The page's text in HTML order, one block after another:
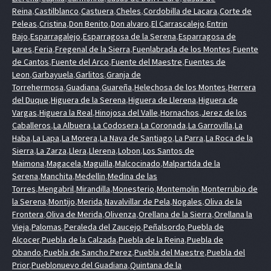
Reina,Castilblanco,Castuera,Cheles,Cordobilla de Lacara,Corte de
Peleas,Cristina,Don Benito,Don alvaro,El Carrascalejo,Entrin
Bajo,Esparragalejo,Esparragosa de la Serena,Esparragosa de
Lares,Feria,Fregenal de la Sierra,Fuenlabrada de los Montes,Fuente
de Cantos,Fuente del Arco,Fuente del Maestre,Fuentes de
Leon,Garbayuela,Garlitos,Granja de
Torrehermosa,Guadiana,Guareña,Helechosa de los Montes,Herrera
del Duque,Higuera de la Serena,Higuera de Llerena,Higuera de
Vargas,Higuera la Real,Hinojosa del Valle,Hornachos,Jerez de los
Caballeros,La Albuera,La Codosera,La Coronada,La Garrovilla,La
Haba,La Lapa,La Morera,La Nava de Santiago,La Parra,La Roca de la
Sierra,La Zarza,Llera,Llerena,Lobon,Los Santos de
Maimona,Magacela,Maguilla,Malcocinado,Malpartida de la
Serena,Manchita,Medellin,Medina de las
Torres,Mengabril,Mirandilla,Monesterio,Montemolin,Monterrubio de
la Serena,Montijo,Merida,Navalvillar de Pela,Nogales,Oliva de la
Frontera,Oliva de Merida,Olivenza,Orellana de la Sierra,Orellana la
Vieja,Palomas,Peraleda del Zaucejo,Peñalsordo,Puebla de
Alcocer,Puebla de la Calzada,Puebla de la Reina,Puebla de
Obando,Puebla de Sancho Perez,Puebla del Maestre,Puebla del
Prior,Pueblonuevo del Guadiana,Quintana de la